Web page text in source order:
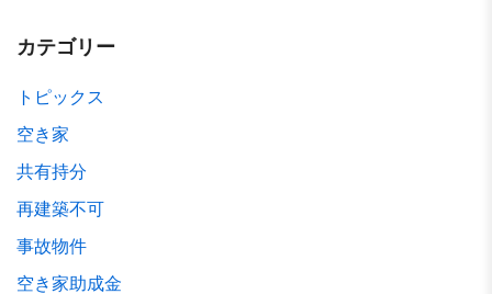
カテゴリー
トピックス
空き家
共有持分
再建築不可
事故物件
空き家助成金